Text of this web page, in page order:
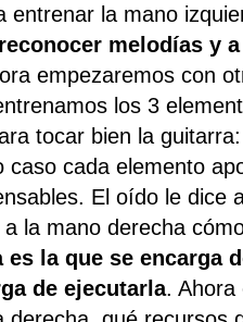
entrenar la mano
melodías y
empezaremos con
los 3
tocar bien la
caso cada elemento
El oído le dice
la mano derecha
es la que se encarga
de ejecutarla. Ahora